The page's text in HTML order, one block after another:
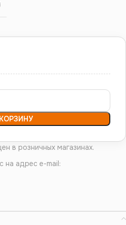
в розничных магазинах.
на адрес e-mail: